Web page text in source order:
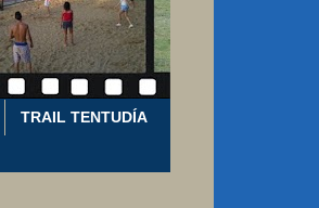
TRAIL TENTUDÍA